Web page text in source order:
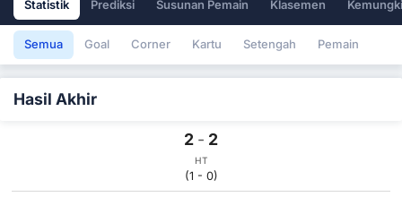
Statistik Prediksi Susunan Pemain Klasemen
Semua Goal Corner Kartu Setengah Pemain
Hasil Akhir
2 - 2
HT
(1 - 0)